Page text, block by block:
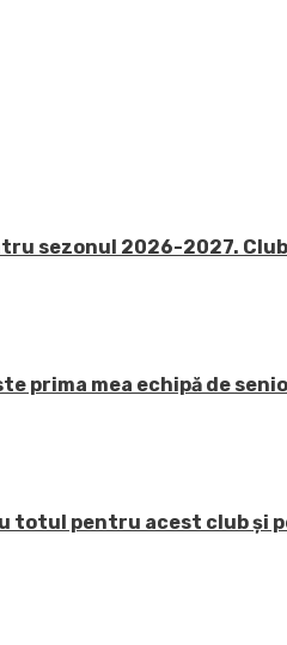
sezonul 2026-2027.
prima mea echipă de
totul pentru acest club și